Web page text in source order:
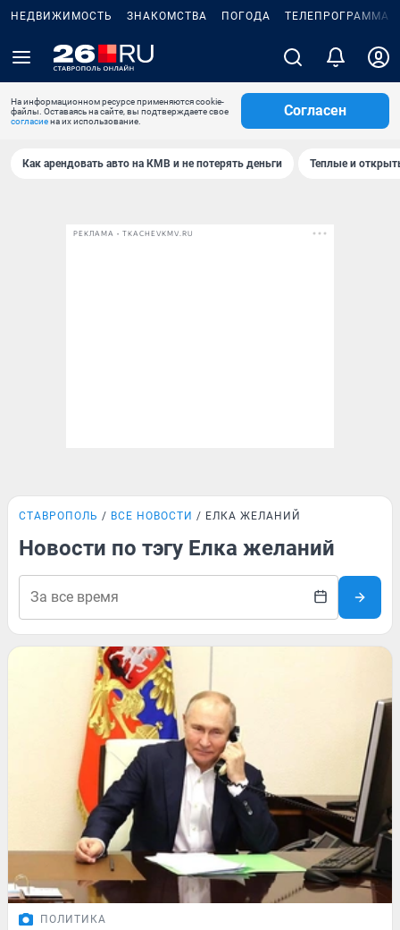
НЕДВИЖИМОСТЬ ЗНАКОМСТВА ПОГОДА ТЕЛЕПРОГРАММА
На информационном ресурсе применяются cookie-
файлы. Оставаясь на сайте, вы подтверждаете свое
согласиена их использование.
Согласен
Как арендовать авто на КМВ и не потерять деньги Теплые и
РЕКЛАМА • TKACHEVKMV.RU
СТАВРОПОЛЬ ВСЕ НОВОСТИ ЕЛКА ЖЕЛАНИЙ
Новости по тэгу Елка желаний
ПОЛИТИКА